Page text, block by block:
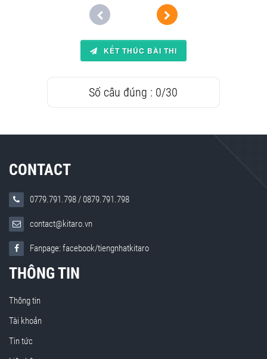
KẾT THÚC BÀI THI
Số câu đúng : 0/30
CONTACT
0779.791.798/0879.791.798
contact@kitaro.vn
Fanpage: facebook/tiengnhatkitaro
THÔNG TIN
Thông tin
Tài khoản
Tin tức